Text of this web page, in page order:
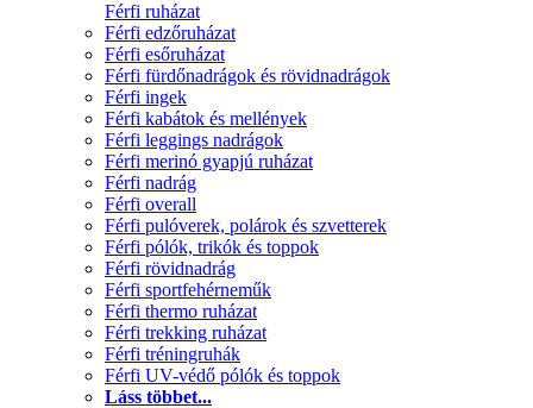
Férfi ruházat
Férfi edzőruházat
Férfi esőruházat
Férfi fürdőnadrágok és rövidnadrágok
Férfi ingek
Férfi kabátok és mellények
Férfi leggings nadrágok
Férfi merinó gyapjú ruházat
Férfi nadrág
Férfi overall
Férfi pulóverek, polárok és szvetterek
Férfi pólók, trikók és toppok
Férfi rövidnadrág
Férfi sportfehérneműk
Férfi thermo ruházat
Férfi trekking ruházat
Férfi tréningruhák
Férfi UV-védő pólók és toppok
Láss többet...